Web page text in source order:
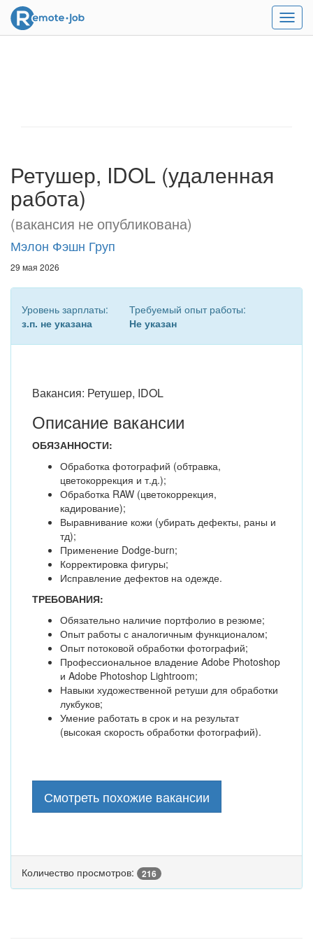
Меню
Ретушер, IDOL (удаленная
работа)
(вакансия не опубликована)
Мэлон Фэшн Груп
29 мая 2026
Уровень зарплаты:
з.п. не указана
Требуемый опыт работы:
Не указан
Вакансия: Ретушер, IDOL
Описание вакансии
ОБЯЗАННОСТИ:
Обработка фотографий (обтравка,
цветокоррекция и т.д.);
Обработка RAW (цветокоррекция,
кадирование);
Выравнивание кожи (убирать дефекты, раны и
тд);
Применение Dodge-burn;
Корректировка фигуры;
Исправление дефектов на одежде.
ТРЕБОВАНИЯ:
Обязательно наличие портфолио в резюме;
Опыт работы с аналогичным функционалом;
Опыт потоковой обработки фотографий;
Профессиональное владение Adobe Photoshop
и Adobe Photoshop Lightroom;
Навыки художественной ретуши для обработки
лукбуков;
Умение работать в срок и на результат
(высокая скорость обработки фотографий).
Смотреть похожие вакансии
Количество просмотров: 216